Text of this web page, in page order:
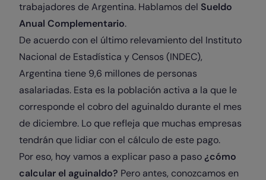
trabajadores de Argentina. Hablamos del Sueldo
Anual Complementario.
De acuerdo con el último relevamiento del Instituto
Nacional de Estadística y Censos (INDEC),
Argentina tiene 9,6 millones de personas
asalariadas. Esta es la población activa a la que le
corresponde el cobro del aguinaldo durante el mes
de diciembre. Lo que refleja que muchas empresas
tendrán que lidiar con el cálculo de este pago.
Por eso, hoy vamos a explicar paso a paso¿cómo
calcular el aguinaldo? Pero antes, conozcamos en